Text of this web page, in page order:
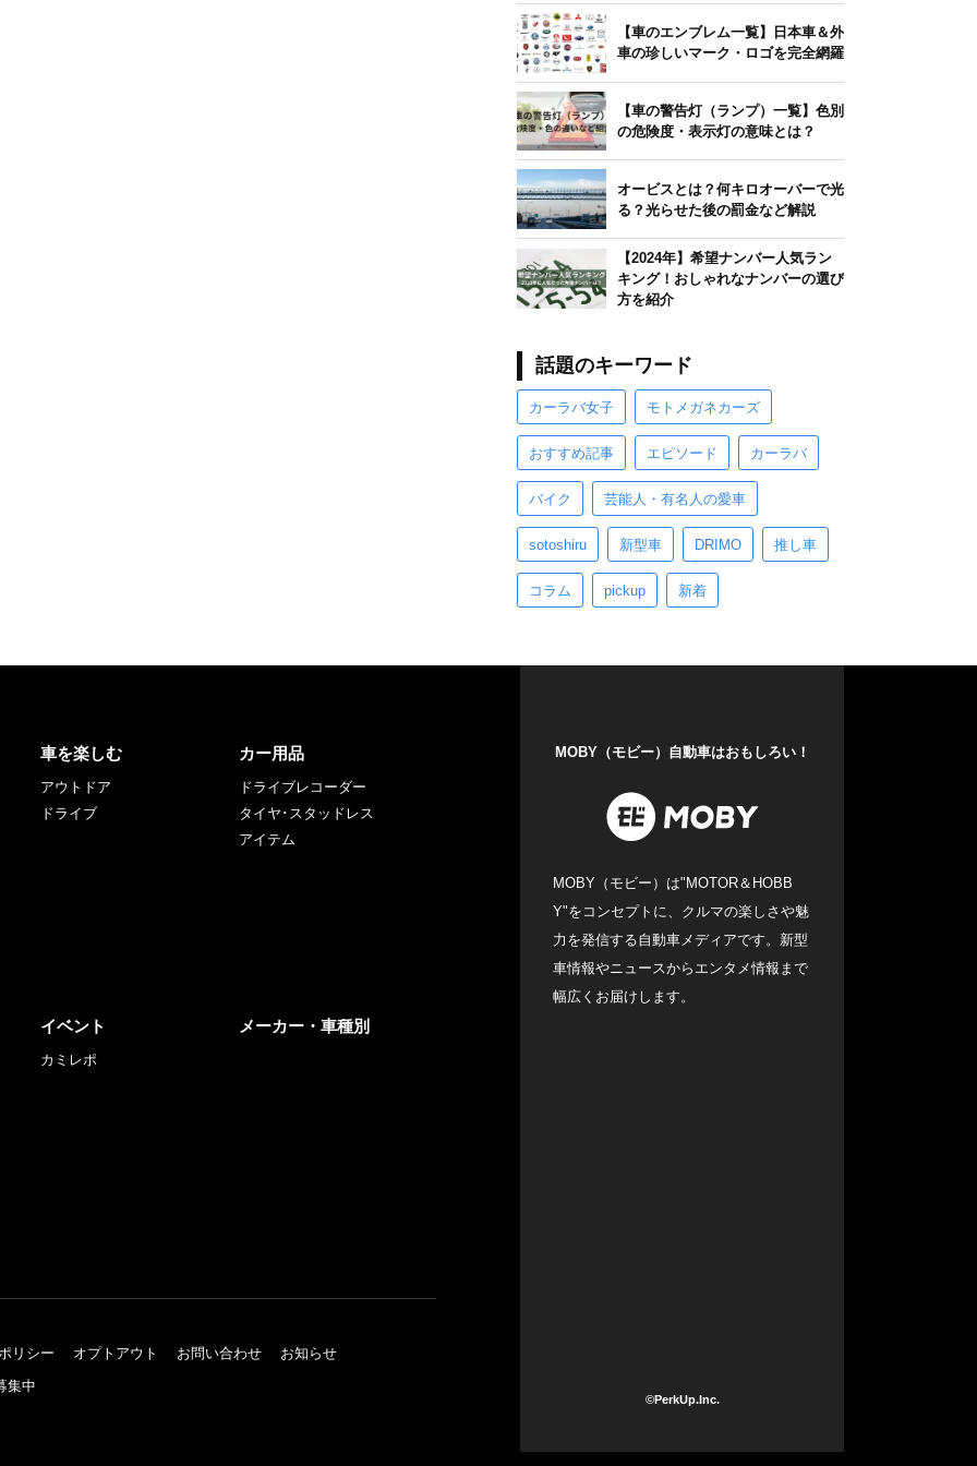
【車のエンブレム一覧】日本車＆外
車の珍しいマーク・ロゴを完全網羅
【車の警告灯（ランプ）一覧】色別
の危険度・表示灯の意味とは？
オービスとは？何キロオーバーで光
る？光らせた後の罰金など解説
【2024年】希望ナンバー人気ラン
キング！おしゃれなナンバーの選び
方を紹介
話題のキーワード
カーラバ女子 モトメガネカーズ
おすすめ記事 エピソード カーラバ
バイク 芸能人・有名人の愛車
sotoshiru 新型車 DRIMO 推し車
コラム pickup 新着
車を楽しむ
アウトドア
ドライブ
カー用品
ドライブレコーダー
タイヤ･スタッドレス
アイテム
イベント
カミレポ
メーカー・車種別
リシー オプトアウト お問い合わせ
お知らせ
集中
MOBY（モビー）自動車はおもしろい！
MOBY（モビー）は"MOTOR＆HOBB
Y"をコンセプトに、クルマの楽しさや魅
力を発信する自動車メディアです。新型
車情報やニュースからエンタメ情報まで
幅広くお届けします。
©PerkUp.Inc.